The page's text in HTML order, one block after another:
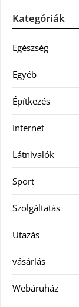
Kategóriák
Egészség
Egyéb
Építkezés
Internet
Látnivalók
Sport
Szolgáltatás
Utazás
vásárlás
Webáruház